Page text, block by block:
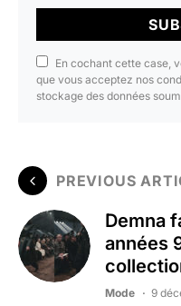
En cochant cette case,
que vous acceptez nos
stockage des données
PREVIOUS
Demna
années
Mode 9